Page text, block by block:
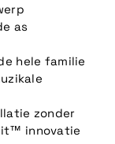
as
hele familie
zonder
innovatie